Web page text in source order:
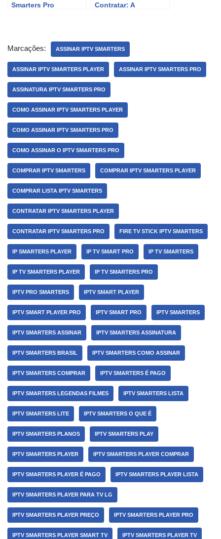
Smarters Pro
Contratar: A
Marcações: ASSINAR IPTV SMARTERS
ASSINAR IPTV SMARTERS PLAYER ASSINAR IPTV SMARTERS PRO
ASSINATURA IPTV SMARTERS PRO
COMO ASSINAR IPTV SMARTERS PLAYER
COMO ASSINAR IPTV SMARTERS PRO
COMO ASSINAR O IPTV SMARTERS PRO
COMPRAR IPTV SMARTERS COMPRAR IPTV SMARTERS PLAYER
COMPRAR LISTA IPTV SMARTERS
CONTRATAR IPTV SMARTERS PLAYER
CONTRATAR IPTV SMARTERS PRO FIRE TV STICK IPTV SMARTERS
IP SMARTERS PLAYER IP TV SMART PRO IP TV SMARTERS
IP TV SMARTERS PLAYER IP TV SMARTERS PRO
IPTV PRO SMARTERS IPTV SMART PLAYER
IPTV SMART PLAYER PRO IPTV SMART PRO IPTV SMARTERS
IPTV SMARTERS ASSINAR IPTV SMARTERS ASSINATURA
IPTV SMARTERS BRASIL IPTV SMARTERS COMO ASSINAR
IPTV SMARTERS COMPRAR IPTV SMARTERS É PAGO
IPTV SMARTERS LEGENDAS FILMES IPTV SMARTERS LISTA
IPTV SMARTERS LITE IPTV SMARTERS O QUE É
IPTV SMARTERS PLANOS IPTV SMARTERS PLAY
IPTV SMARTERS PLAYER IPTV SMARTERS PLAYER COMPRAR
IPTV SMARTERS PLAYER É PAGO IPTV SMARTERS PLAYER LISTA
IPTV SMARTERS PLAYER PARA TV LG
IPTV SMARTERS PLAYER PREÇO IPTV SMARTERS PLAYER PRO
IPTV SMARTERS PLAYER SMART TV IPTV SMARTERS PLAYER TV